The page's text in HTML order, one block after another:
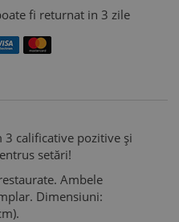
fi returnat in 3 zile
calificative pozitive și
setări!
Ambele
Dimensiuni: